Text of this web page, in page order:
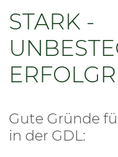
STARK -
Gute Gründe
in der GDL: